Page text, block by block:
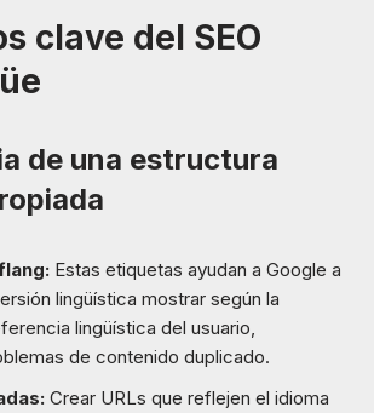
clave del SEO
de una estructura
Estas etiquetas ayudan a Google a
lingüística mostrar según la
lingüística del usuario,
de contenido duplicado.
Crear URLs que reflejen el idioma